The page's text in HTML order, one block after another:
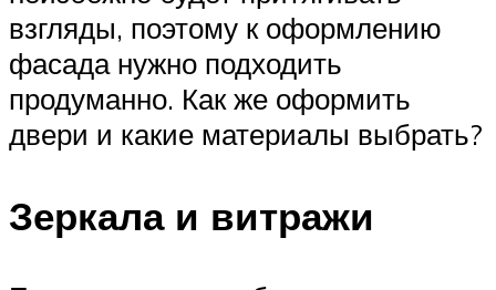
взгляды, поэтому к оформлению
фасада нужно подходить
продуманно. Как же оформить
двери и какие материалы выбрать?
Зеркала и витражи